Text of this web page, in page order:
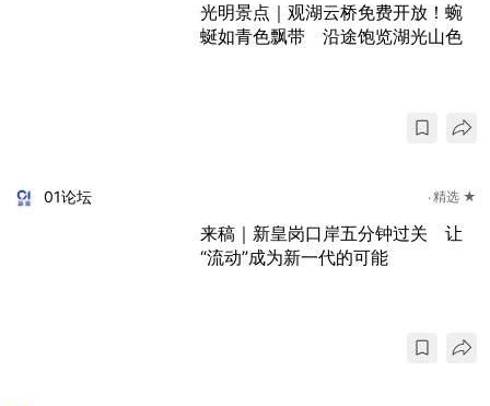
光明景点｜观湖云桥免费开放！蜿
蜒如青色飘带 沿途饱览湖光山色
01论坛 精选 ★
来稿｜新皇岗口岸五分钟过关 让
“流动”成为新一代的可能